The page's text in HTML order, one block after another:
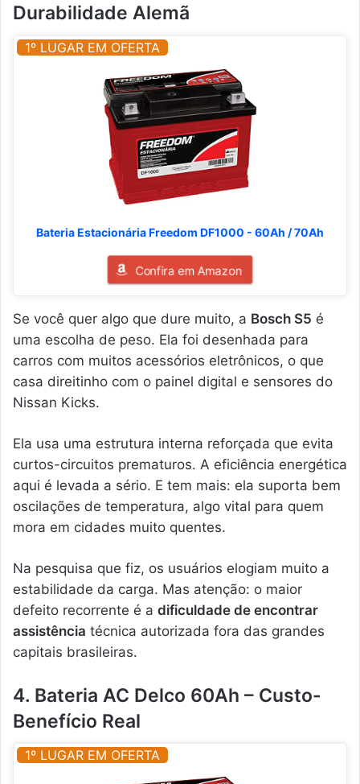
Durabilidade Alemã
1º LUGAR EM OFERTA
Bateria Estacionária Freedom DF1000 - 60Ah / 70Ah
Confira em Amazon
Se você quer algo que dure muito, a Bosch S5 é
uma escolha de peso. Ela foi desenhada para
carros com muitos acessórios eletrônicos, o que
casa direitinho com o painel digital e sensores do
Nissan Kicks.
Ela usa uma estrutura interna reforçada que evita
curtos-circuitos prematuros. A eficiência energética
aqui é levada a sério. E tem mais: ela suporta bem
oscilações de temperatura, algo vital para quem
mora em cidades muito quentes.
Na pesquisa que fiz, os usuários elogiam muito a
estabilidade da carga. Mas atenção: o maior
defeito recorrente é a dificuldade de encontrar
assistência técnica autorizada fora das grandes
capitais brasileiras.
4. Bateria AC Delco 60Ah – Custo-
Benefício Real
1º LUGAR EM OFERTA